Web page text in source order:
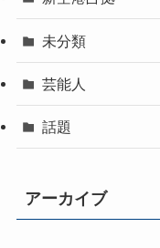
未分類
芸能人
話題
アーカイブ